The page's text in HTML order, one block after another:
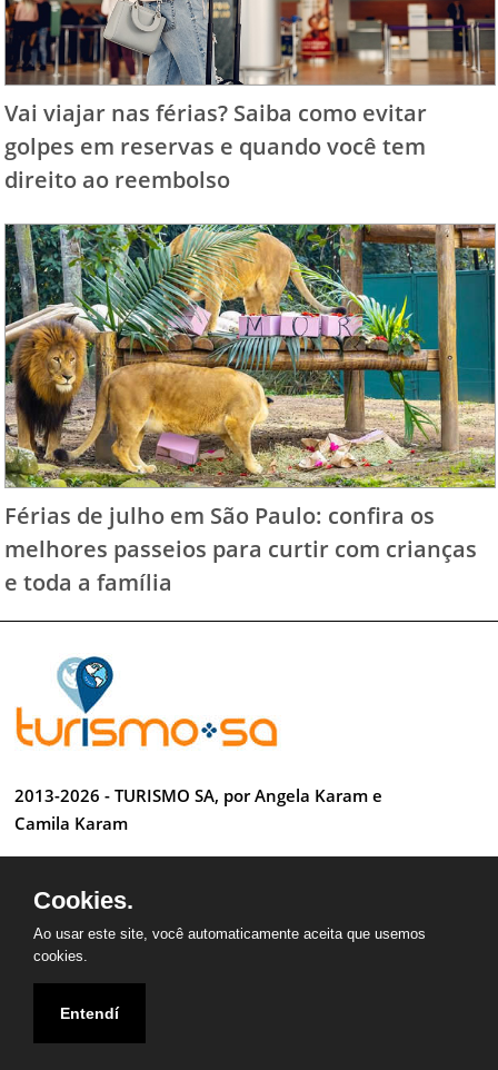
Vai viajar nas férias? Saiba como evitar
golpes em reservas e quando você tem
direito ao reembolso
Férias de julho em São Paulo: confira os
melhores passeios para curtir com crianças
e toda a família
2013-2026 - TURISMO SA, por Angela Karam e
Camila Karam
Desenvolvido por Anderson Luiz
Cookies.
Ao usar este site, você automaticamente aceita que usemos
cookies.
Entendí